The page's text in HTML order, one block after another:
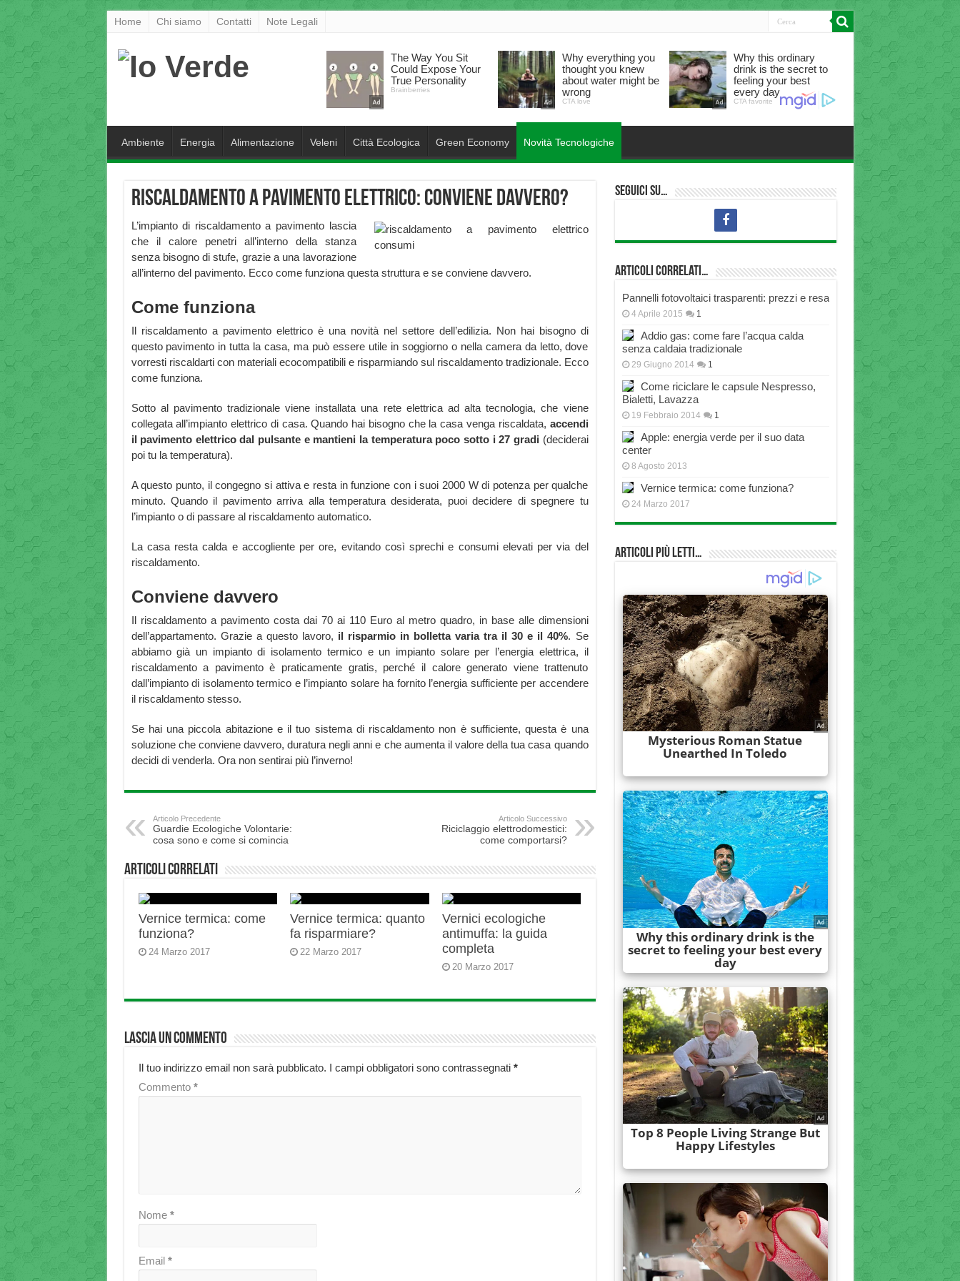
Home Chi siamo Contatti Note Legali
Ambiente Energia Alimentazione Veleni Città Ecologica Green Economy Novità Tecnologiche
Riscaldamento a pavimento elettrico: conviene davvero?
L’impianto di riscaldamento a pavimento lascia
che il calore penetri all’interno della stanza
senza bisogno di stufe, grazie a una lavorazione
all’interno del pavimento. Ecco come funziona questa struttura e se conviene davvero.
Come funziona
Il riscaldamento a pavimento elettrico è una novità nel settore dell’edilizia. Non hai bisogno di
questo pavimento in tutta la casa, ma può essere utile in soggiorno o nella camera da letto, dove
vorresti riscaldarti con materiali ecocompatibili e risparmiando sul riscaldamento tradizionale. Ecco
come funziona.
Sotto al pavimento tradizionale viene installata una rete elettrica ad alta tecnologia, che viene
collegata all’impianto elettrico di casa. Quando hai bisogno che la casa venga riscaldata, accendi
il pavimento elettrico dal pulsante e mantieni la temperatura poco sotto i 27 gradi (deciderai
poi tu la temperatura).
A questo punto, il congegno si attiva e resta in funzione con i suoi 2000 W di potenza per qualche
minuto. Quando il pavimento arriva alla temperatura desiderata, puoi decidere di spegnere tu
l’impianto o di passare al riscaldamento automatico.
La casa resta calda e accogliente per ore, evitando così sprechi e consumi elevati per via del
riscaldamento.
Conviene davvero
Il riscaldamento a pavimento costa dai 70 ai 110 Euro al metro quadro, in base alle dimensioni
dell’appartamento. Grazie a questo lavoro, il risparmio in bolletta varia tra il 30 e il 40%. Se
abbiamo già un impianto di isolamento termico e un impianto solare per l’energia elettrica, il
riscaldamento a pavimento è praticamente gratis, perché il calore generato viene trattenuto
dall’impianto di isolamento termico e l’impianto solare ha fornito l’energia sufficiente per accendere
il riscaldamento stesso.
Se hai una piccola abitazione e il tuo sistema di riscaldamento non è sufficiente, questa è una
soluzione che conviene davvero, duratura negli anni e che aumenta il valore della tua casa quando
decidi di venderla. Ora non sentirai più l’inverno!
Articolo Precedente
Guardie Ecologiche Volontarie:
cosa sono e come si comincia
Articolo Successivo
Riciclaggio elettrodomestici:
come comportarsi?
Articoli correlati
Vernice termica: come
funziona?
24 Marzo 2017
Vernice termica: quanto
fa risparmiare?
22 Marzo 2017
Vernici ecologiche
antimuffa: la guida
completa
20 Marzo 2017
Lascia un commento
Il tuo indirizzo email non sarà pubblicato. I campi obbligatori sono contrassegnati *
Commento *
Nome *
Email *
Seguici su…
Articoli correlati…
Pannelli fotovoltaici trasparenti: prezzi e resa
4 Aprile 2015 1
Addio gas: come fare l’acqua calda
senza caldaia tradizionale
29 Giugno 2014 1
Come riciclare le capsule Nespresso,
Bialetti, Lavazza
19 Febbraio 2014 1
Apple: energia verde per il suo data
center
8 Agosto 2013
Vernice termica: come funziona?
24 Marzo 2017
Articoli più Letti…